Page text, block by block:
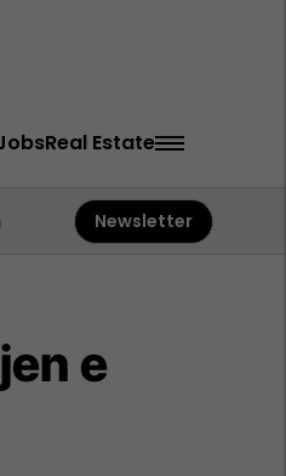
Real Estate
Newsletter
e